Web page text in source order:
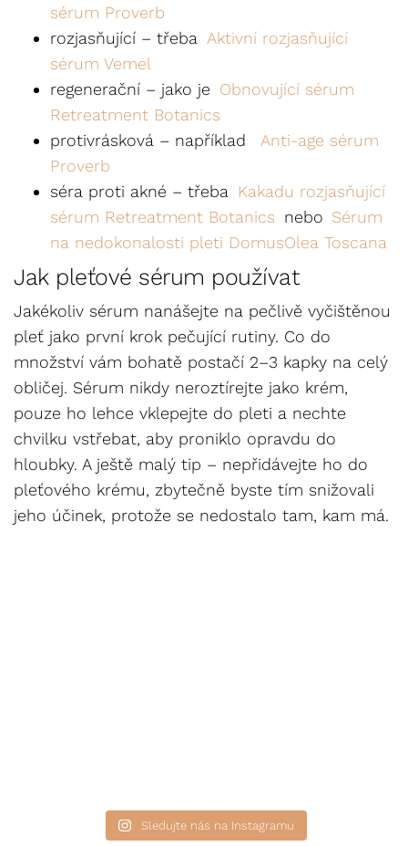
sérum Proverb
rozjasňující – třeba
Aktivní rozjasňující
sérum Vemel
regenerační – jako je Obnovující sérum
Retreatment Botanics
protivrásková – například
Anti-age sérum
Proverb
séra proti akné – třeba
Kakadu rozjasňující
sérum Retreatment Botanics nebo Sérum
na nedokonalosti pleti DomusOlea Toscana
Jak pleťové sérum používat
Jakékoliv sérum nanášejte na pečlivě vyčištěnou
pleť jako první krok pečující rutiny. Co do
množství vám bohatě postačí 2–3 kapky na celý
obličej. Sérum nikdy neroztírejte jako krém,
pouze ho lehce vklepejte do pleti a nechte
chvilku vstřebat, aby proniklo opravdu do
hloubky. A ještě malý tip – nepřidávejte ho do
pleťového krému, zbytečně byste tím snižovali
jeho účinek, protože se nedostalo tam, kam má.
Sledujte nás na Instagramu